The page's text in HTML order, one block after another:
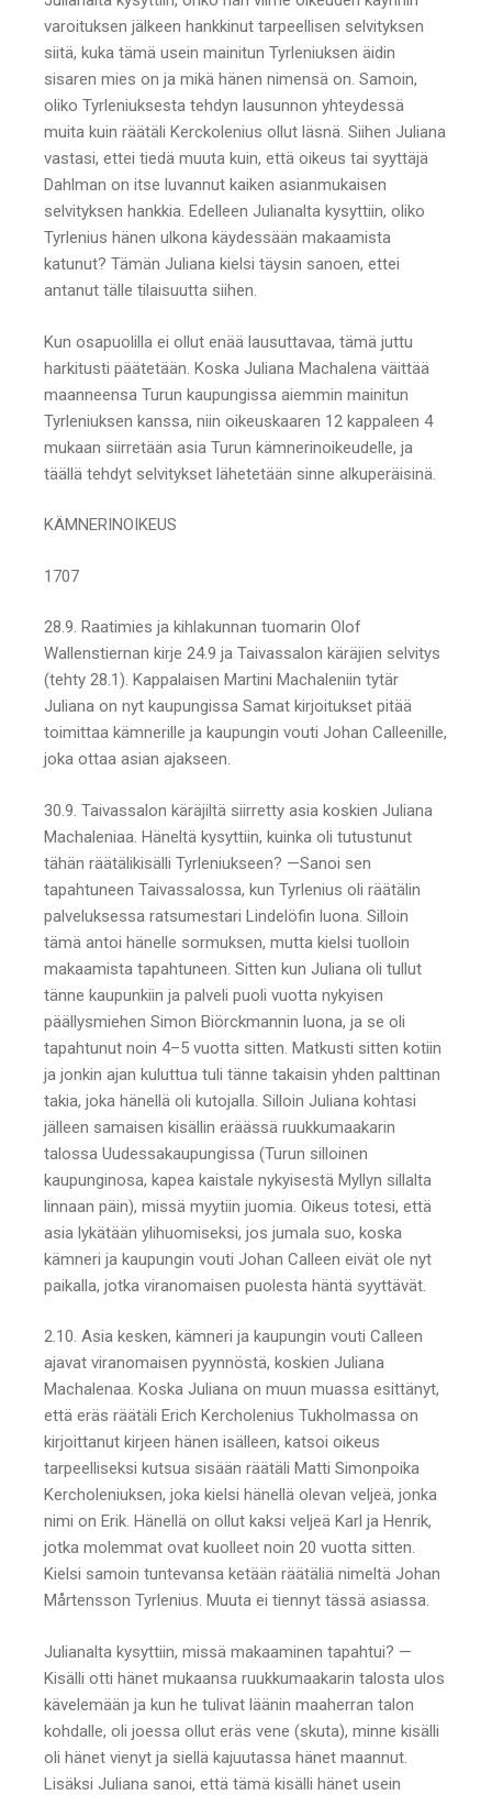
varoituksen jälkeen hankkinut tarpeellisen selvityksen
siitä, kuka tämä usein mainitun Tyrleniuksen äidin
sisaren mies on ja mikä hänen nimensä on. Samoin,
oliko Tyrleniuksesta tehdyn lausunnon yhteydessä
muita kuin räätäli Kerckolenius ollut läsnä. Siihen Juliana
vastasi, ettei tiedä muuta kuin, että oikeus tai syyttäjä
Dahlman on itse luvannut kaiken asianmukaisen
selvityksen hankkia. Edelleen Julianalta kysyttiin, oliko
Tyrlenius hänen ulkona käydessään makaamista
katunut? Tämän Juliana kielsi täysin sanoen, ettei
antanut tälle tilaisuutta siihen.
Kun osapuolilla ei ollut enää lausuttavaa, tämä juttu
harkitusti päätetään. Koska Juliana Machalena väittää
maanneensa Turun kaupungissa aiemmin mainitun
Tyrleniuksen kanssa, niin oikeuskaaren 12 kappaleen 4
mukaan siirretään asia Turun kämnerinoikeudelle, ja
täällä tehdyt selvitykset lähetetään sinne alkuperäisinä.
KÄMNERINOIKEUS
1707
28.9. Raatimies ja kihlakunnan tuomarin Olof
Wallenstiernan kirje 24.9 ja Taivassalon käräjien selvitys
(tehty 28.1). Kappalaisen Martini Machaleniin tytär
Juliana on nyt kaupungissa Samat kirjoitukset pitää
toimittaa kämnerille ja kaupungin vouti Johan Calleenille,
joka ottaa asian ajakseen.
30.9. Taivassalon käräjiltä siirretty asia koskien Juliana
Machaleniaa. Häneltä kysyttiin, kuinka oli tutustunut
tähän räätälikisälli Tyrleniukseen? —Sanoi sen
tapahtuneen Taivassalossa, kun Tyrlenius oli räätälin
palveluksessa ratsumestari Lindelöfin luona. Silloin
tämä antoi hänelle sormuksen, mutta kielsi tuolloin
makaamista tapahtuneen. Sitten kun Juliana oli tullut
tänne kaupunkiin ja palveli puoli vuotta nykyisen
päällysmiehen Simon Biörckmannin luona, ja se oli
tapahtunut noin 4–5 vuotta sitten. Matkusti sitten kotiin
ja jonkin ajan kuluttua tuli tänne takaisin yhden palttinan
takia, joka hänellä oli kutojalla. Silloin Juliana kohtasi
jälleen samaisen kisällin eräässä ruukkumaakarin
talossa Uudessakaupungissa (Turun silloinen
kaupunginosa, kapea kaistale nykyisestä Myllyn sillalta
linnaan päin), missä myytiin juomia. Oikeus totesi, että
asia lykätään ylihuomiseksi, jos jumala suo, koska
kämneri ja kaupungin vouti Johan Calleen eivät ole nyt
paikalla, jotka viranomaisen puolesta häntä syyttävät.
2.10. Asia kesken, kämneri ja kaupungin vouti Calleen
ajavat viranomaisen pyynnöstä, koskien Juliana
Machalenaa. Koska Juliana on muun muassa esittänyt,
että eräs räätäli Erich Kercholenius Tukholmassa on
kirjoittanut kirjeen hänen isälleen, katsoi oikeus
tarpeelliseksi kutsua sisään räätäli Matti Simonpoika
Kercholeniuksen, joka kielsi hänellä olevan veljeä, jonka
nimi on Erik. Hänellä on ollut kaksi veljeä Karl ja Henrik,
jotka molemmat ovat kuolleet noin 20 vuotta sitten.
Kielsi samoin tuntevansa ketään räätäliä nimeltä Johan
Mårtensson Tyrlenius. Muuta ei tiennyt tässä asiassa.
Julianalta kysyttiin, missä makaaminen tapahtui? —
Kisälli otti hänet mukaansa ruukkumaakarin talosta ulos
kävelemään ja kun he tulivat läänin maaherran talon
kohdalle, oli joessa ollut eräs vene (skuta), minne kisälli
oli hänet vienyt ja siellä kajuutassa hänet maannut.
Lisäksi Juliana sanoi, että tämä kisälli hänet usein